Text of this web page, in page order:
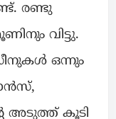
രണ്ടു
വിട്ടു.
ഒന്നും
അടുത്ത് കൂടി